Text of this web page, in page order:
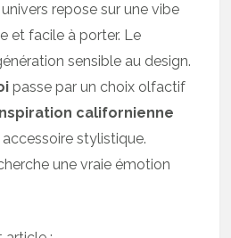
repose sur une vibe
et facile à porter. Le
sensible au design.
passe par un choix olfactif
californienne
stylistique.
une vraie émotion